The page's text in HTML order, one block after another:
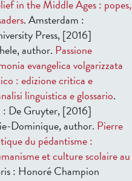
in the Middle Ages : popes,
. Amsterdam :
Press, [2016]
author. Passione
evangelica volgarizzata
: edizione critica e
linguistica e glossario.
: De Gruyter, [2016]
Dominique, author. Pierre
du pédantisme :
et culture scolaire au
: Honoré Champion